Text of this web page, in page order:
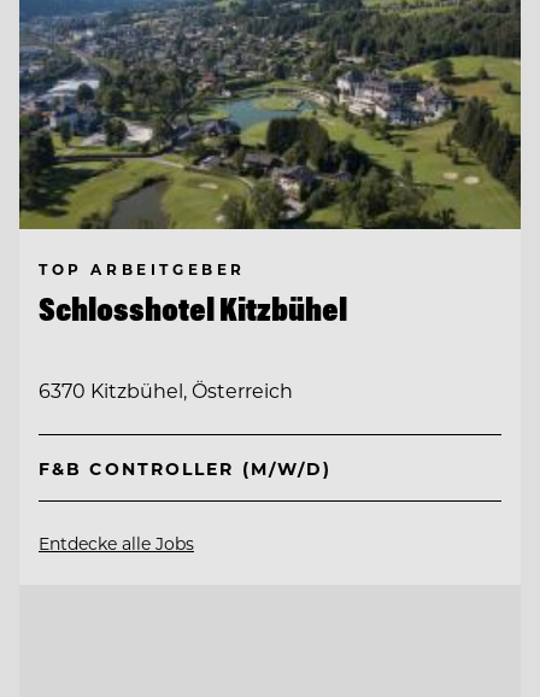
TOP ARBEITGEBER
Schlosshotel Kitzbühel
6370 Kitzbühel, Österreich
F&B CONTROLLER (M/W/D)
Entdecke alle Jobs